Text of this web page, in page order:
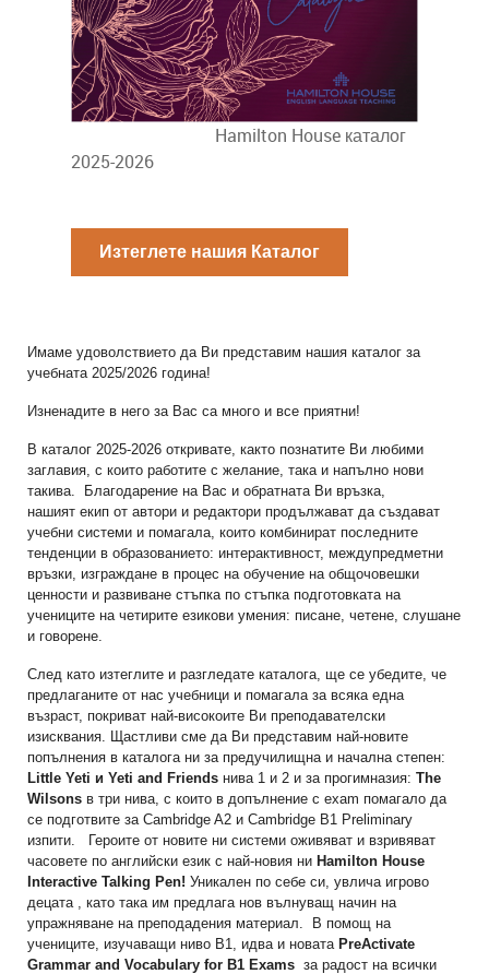
Hamilton House каталог
2025-2026
Изтеглете нашия Каталог
Имаме удоволствието да Ви представим нашия каталог за
учебната 2025/2026 година!
Изненадите в него за Вас са много и все приятни!
В каталог 2025-2026 откривате, както познатите Ви любими
заглавия, с които работите с желание, така и напълно нови
такива. Благодарение на Вас и обратната Ви връзка,
нашият екип от автори и редактори продължават да създават
учебни системи и помагала, които комбинират последните
тенденции в образованието: интерактивност, междупредметни
връзки, изграждане в процес на обучение на общочовешки
ценности и развиване стъпка по стъпка подготовката на
учениците на четирите езикови умения: писане, четене, слушане
и говорене.
След като изтеглите и разгледате каталога, ще се убедите, че
предлаганите от нас учебници и помагала за всяка една
възраст, покриват най-високоите Ви преподавателски
изисквания. Щастливи сме да Ви представим най-новите
попълнения в каталога ни за предучилищна и начална степен:
Little Yeti и Yeti and Friends нива 1 и 2 и за прогимназия: The
Wilsons в три нива, с които в допълнение с exam помагало да
се подготвите за Cambridge A2 и Cambridge B1 Preliminary
изпити. Героите от новите ни системи оживяват и взривяват
часовете по английски език с най-новия ни Hamilton House
Interactive Talking Pen! Уникален по себе си, увлича игрово
децата , като така им предлага нов вълнуващ начин на
упражняване на преподадения материал. В помощ на
учениците, изучаващи ниво B1, идва и новата PreActivate
Grammar and Vocabulary for B1 Exams за радост на всички